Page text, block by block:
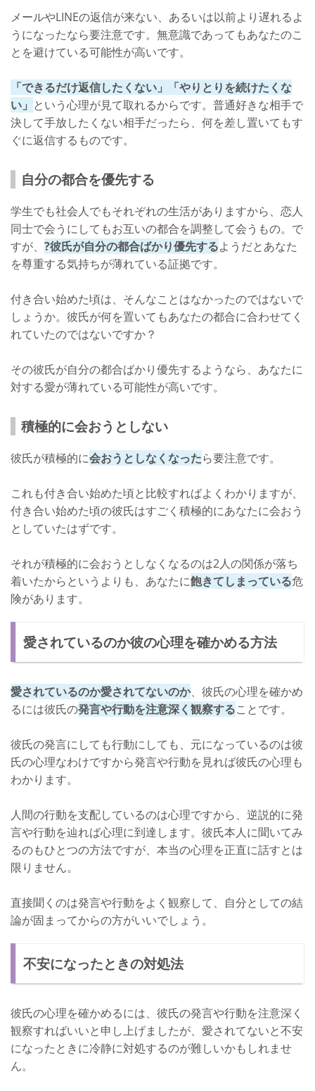
メールやLINEの返信が来ない、あるいは以前より遅れるよ
うになったなら要注意です。無意識であってもあなたのこ
とを避けている可能性が高いです。
「できるだけ返信したくない」「やりとりを続けたくな
い」 という心理が見て取れるからです。普通好きな相手で
決して手放したくない相手だったら、何を差し置いてもす
ぐに返信するものです。
自分の都合を優先する
学生でも社会人でもそれぞれの生活がありますから、恋人
同士で会うにしてもお互いの都合を調整して会うもの。で
すが、 ?彼氏が自分の都合ばかり優先するようだとあなた
を尊重する気持ちが薄れている証拠です。
付き合い始めた頃は、そんなことはなかったのではないで
しょうか。彼氏が何を置いてもあなたの都合に合わせてく
れていたのではないですか？
その彼氏が自分の都合ばかり優先するようなら、あなたに
対する愛が薄れている可能性が高いです。
積極的に会おうとしない
彼氏が積極的に会おうとしなくなったら要注意です。
これも付き合い始めた頃と比較すればよくわかりますが、
付き合い始めた頃の彼氏はすごく積極的にあなたに会おう
としていたはずです。
それが積極的に会おうとしなくなるのは2人の関係が落ち
着いたからというよりも、あなたに飽きてしまっている危
険があります。
愛されているのか彼の心理を確かめる方法
愛されているのか愛されてないのか、彼氏の心理を確かめ
るには彼氏の発言や行動を注意深く観察することです。
彼氏の発言にしても行動にしても、元になっているのは彼
氏の心理なわけですから発言や行動を見れば彼氏の心理も
わかります。
人間の行動を支配しているのは心理ですから、逆説的に発
言や行動を辿れば心理に到達します。彼氏本人に聞いてみ
るのもひとつの方法ですが、本当の心理を正直に話すとは
限りません。
直接聞くのは発言や行動をよく観察して、自分としての結
論が固まってからの方がいいでしょう。
不安になったときの対処法
彼氏の心理を確かめるには、彼氏の発言や行動を注意深く
観察すればいいと申し上げましたが、愛されてないと不安
になったときに冷静に対処するのが難しいかもしれませ
ん。